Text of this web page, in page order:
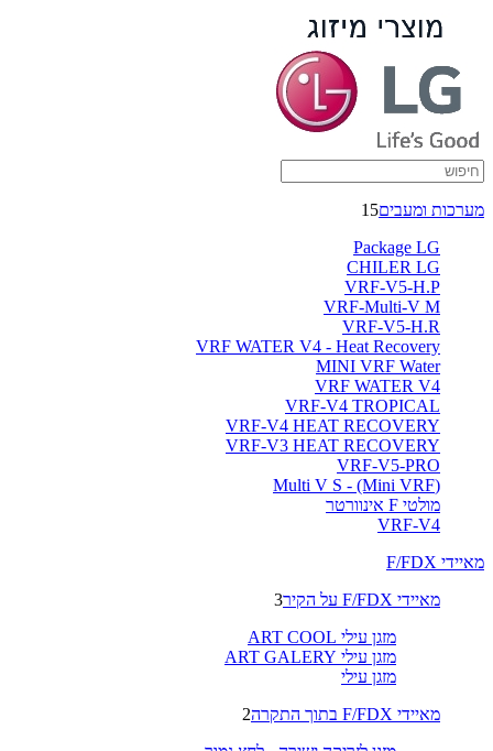
מערכות ומעבים15
Package LG
CHILER LG
VRF-V5-H.P
VRF-Multi-V M
VRF-V5-H.R
VRF WATER V4 - Heat Recovery
MINI VRF Water
VRF WATER V4
VRF-V4 TROPICAL
VRF-V4 HEAT RECOVERY
VRF-V3 HEAT RECOVERY
VRF-V5-PRO
(Multi V S - (Mini VRF
מולטי F אינוורטר
VRF-V4
מאיידי F/FDX
מאיידי F/FDX על הקיר
3
מזגן עילי ART COOL
מזגן עילי ART GALERY
מזגן עילי
מאיידי F/FDX בתוך התקרה
2